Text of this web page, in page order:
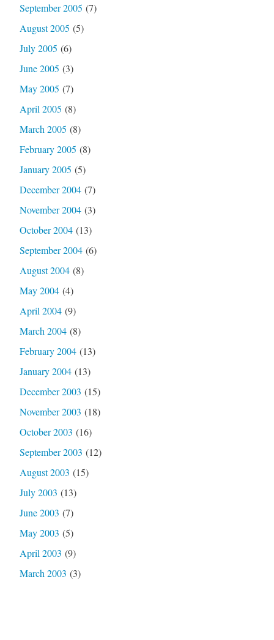
September 2005 (7)
August 2005 (5)
July 2005 (6)
June 2005 (3)
May 2005 (7)
April 2005 (8)
March 2005 (8)
February 2005 (8)
January 2005 (5)
December 2004(7)
November 2004(3)
October 2004(13)
September 2004(6)
August 2004(8)
May 2004(4)
April 2004(9)
March 2004(8)
February 2004(13)
January 2004(13)
December 2003 (15)
November 2003 (18)
October 2003 (16)
September 2003 (12)
August 2003 (15)
July 2003 (13)
June 2003 (7)
May 2003 (5)
April 2003 (9)
March 2003 (3)